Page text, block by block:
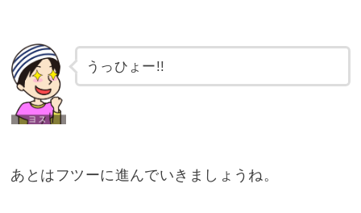
うっひょー!!
あとはフツーに進んでいきましょうね。